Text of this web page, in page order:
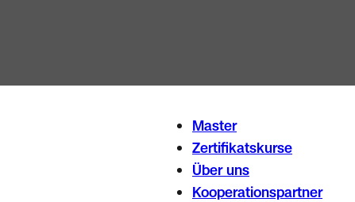
Master
Zertifikatskurse
Über uns
Kooperationspartner